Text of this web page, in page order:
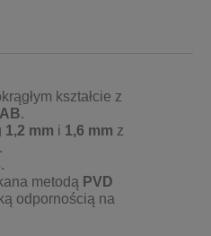
kształcie z
.
1,2 mm i 1,6 mm z
.
.
metodą PVD
odpornością na